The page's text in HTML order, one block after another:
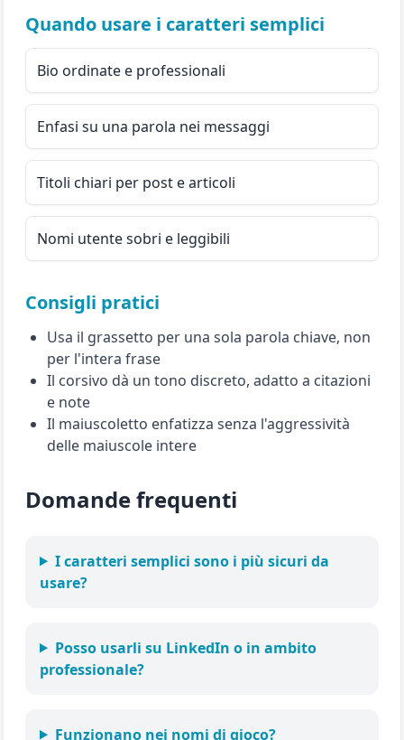
Quando usare i caratteri semplici
Bio ordinate e professionali
Enfasi su una parola nei messaggi
Titoli chiari per post e articoli
Nomi utente sobri e leggibili
Consigli pratici
Usa il grassetto per una sola parola chiave, non
per l'intera frase
Il corsivo dà un tono discreto, adatto a citazioni
e note
Il maiuscoletto enfatizza senza l'aggressività
delle maiuscole intere
Domande frequenti
I caratteri semplici sono i più sicuri da
usare?
Posso usarli su LinkedIn o in ambito
professionale?
Funzionano nei nomi di gioco?